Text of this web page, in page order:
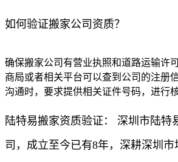
如何验证搬家公司资质？
确保搬家公司有营业执照和道路运输许
商局或者相关平台可以查到公司的注册
沟通时，要求提供相关证件号码，进行核
陆特易搬家资质验证： 深圳市陆特
司，成立至今已有8年，深耕深圳